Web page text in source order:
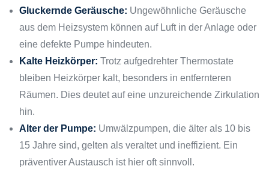
Gluckernde Geräusche: Ungewöhnliche Geräusche
aus dem Heizsystem können auf Luft in der Anlage oder
eine defekte Pumpe hindeuten.
Kalte Heizkörper: Trotz aufgedrehter Thermostate
bleiben Heizkörper kalt, besonders in entfernteren
Räumen. Dies deutet auf eine unzureichende Zirkulation
hin.
Alter der Pumpe: Umwälzpumpen, die älter als 10 bis
15 Jahre sind, gelten als veraltet und ineffizient. Ein
präventiver Austausch ist hier oft sinnvoll.